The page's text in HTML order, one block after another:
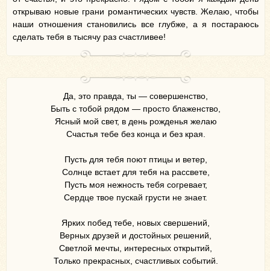
открываю новые грани романтических чувств. Желаю, чтобы
наши отношения становились все глубже, а я постараюсь
сделать тебя в тысячу раз счастливее!
Да, это правда, ты — совершенство,
Быть с тобой рядом — просто блаженство,
Ясный мой свет, в день рожденья желаю
Счастья тебе без конца и без края.
Пусть для тебя поют птицы и ветер,
Солнце встает для тебя на рассвете,
Пусть моя нежность тебя согревает,
Сердце твое пускай грусти не знает.
Ярких побед тебе, новых свершений,
Верных друзей и достойных решений,
Светлой мечты, интересных открытий,
Только прекрасных, счастливых событий.